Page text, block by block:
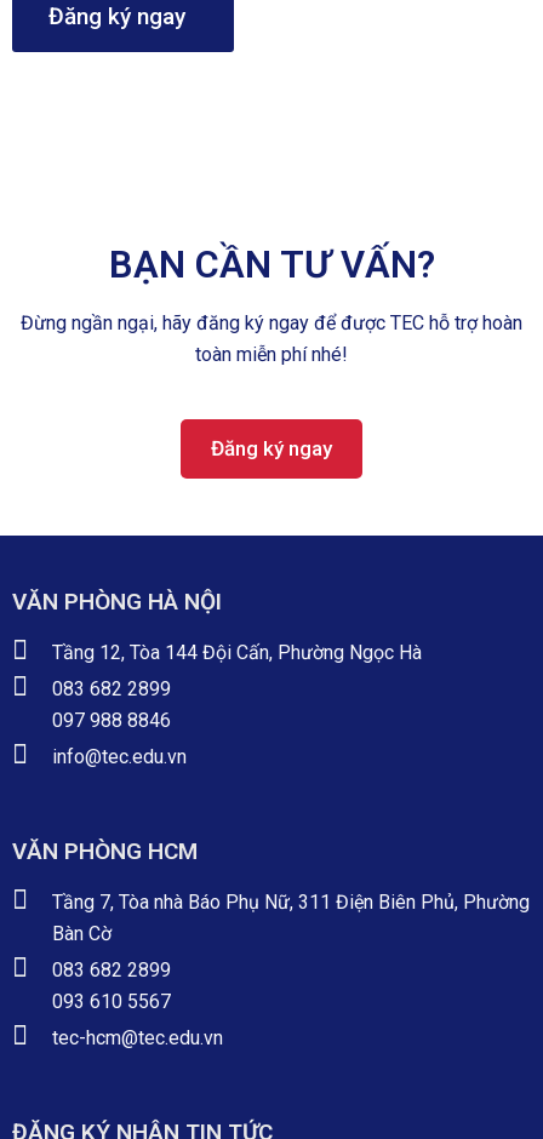
Đăng ký ngay
BẠN CẦN TƯ VẤN?
Đừng ngần ngại, hãy đăng ký ngay để được TEC hỗ trợ hoàn
toàn miễn phí nhé!
Đăng ký ngay
VĂN PHÒNG HÀ NỘI
Tầng 12, Tòa 144 Đội Cấn, Phường Ngọc Hà
083 682 2899
097 988 8846
info@tec.edu.vn
VĂN PHÒNG HCM
Tầng 7, Tòa nhà Báo Phụ Nữ, 311 Điện Biên Phủ, Phường
Bàn Cờ
083 682 2899
093 610 5567
tec-hcm@tec.edu.vn
ĐĂNG KÝ NHẬN TIN TỨC